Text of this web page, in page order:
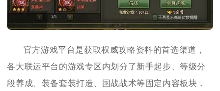
官方游戏平台是获取权威攻略资料的首选渠道，
各大联运平台的游戏专区内划分了新手起步、等级分
段养成、装备套装打造、国战战术等固定内容板块，